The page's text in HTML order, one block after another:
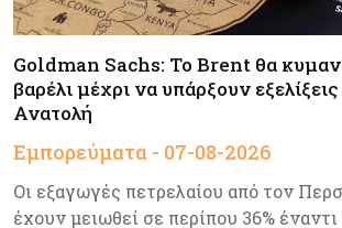
Banking
Commerzbank: Η Όρλοπ
απέναντι στη UniCredit
Κόσμος
«Spider-Man: Brand New Day»:
δισ. εισπράξεις σε μόλις 6
Goldman Sachs: Το Brent θα
βαρέλι μέχρι να υπάρξουν
Ανατολή
Εμπορεύματα - 07-08-2026
Οι εξαγωγές πετρελαίου από τον
έχουν μειωθεί σε περίπου 36%